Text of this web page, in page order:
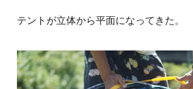
テントが立体から平面になってきた。